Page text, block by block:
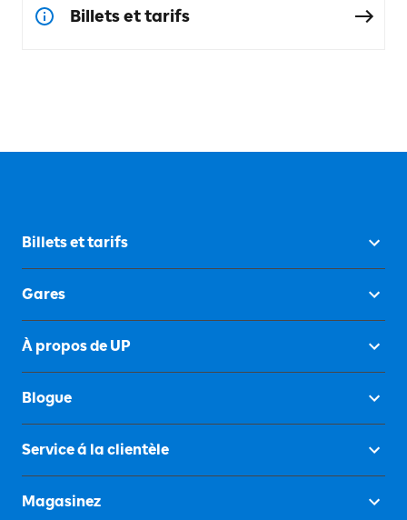
Billets et tarifs
Billets et tarifs
Gares
À propos de UP
Blogue
Service á la clientèle
Magasinez